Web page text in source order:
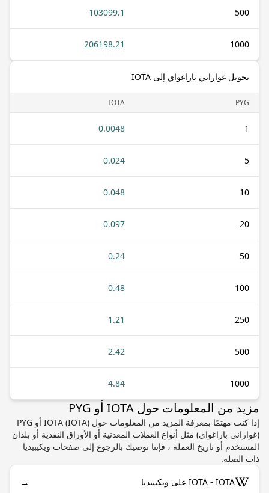
500
103099.1
1000
206198.21
تحويل غواراني باراغواي إلى IOTA
PYG
IOTA
1
0.0048
5
0.024
10
0.048
20
0.097
50
0.24
100
0.48
250
1.21
500
2.42
1000
4.84
مزيد من المعلومات حول IOTA أو PYG
إذا كنت مهتمًا بمعرفة المزيد من المعلومات حول IOTA (IOTA) أو PYG
(غواراني باراغواي) مثل أنواع العملات المعدنية أو الأوراق النقدية أو بلدان
المستخدم أو تاريخ العملة ، فإننا نوصيك بالرجوع إلى صفحات ويكيبيديا
ذات الصلة.
IOTA - IOTA على ويكيبيديا →